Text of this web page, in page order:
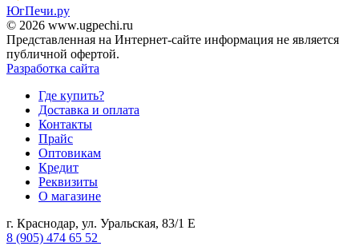
ЮгПечи.ру
© 2026 www.ugpechi.ru
Представленная на Интернет-сайте информация не является
публичной офертой.
Разработка сайта
Где купить?
Доставка и оплата
Контакты
Прайс
Оптовикам
Кредит
Реквизиты
О магазине
г. Краснодар, ул. Уральская, 83/1 Е
8 (905) 474 65 52